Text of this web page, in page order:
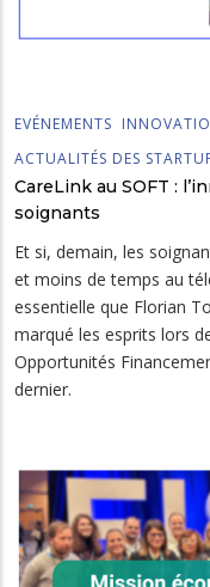
EVÉNEMENTS
ACTUALITÉS DES
CareLink au SOFT :
soignants
Et si, demain, les
et moins de temps au
essentielle que Florian
marqué les esprits lors
Opportunités
dernier.